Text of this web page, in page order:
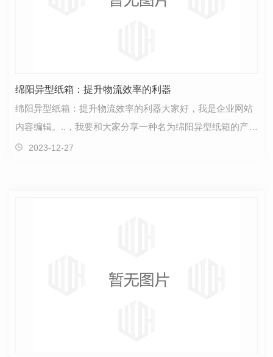
绵阳异型纸箱：提升物流效率的利器
绵阳异型纸箱：提升物流效率的利器大家好，我是企业网站
内容编辑。..，我要和大家分享一种名为绵阳异型纸箱的产
品，它被誉为提升物流效率的利器。让我们一起来了解…
2023-12-27